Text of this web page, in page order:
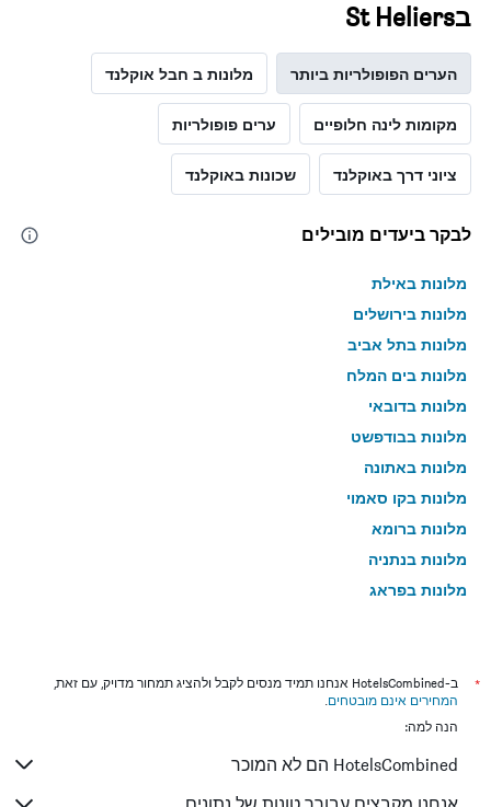
בSt Heliers
הערים הפופולריות ביותר מלונות ב חבל אוקלנד
מקומות לינה חלופיים ערים פופולריות
ציוני דרך באוקלנד שכונות באוקלנד
לבקר ביעדים מובילים
מלונות באילת
מלונות בירושלים
מלונות בתל אביב
מלונות בים המלח
מלונות בדובאי
מלונות בבודפשט
מלונות באתונה
מלונות בקו סאמוי
מלונות ברומא
מלונות בנתניה
מלונות בפראג
מלונות בניו יורק
מלונות בבנגקוק
מלונות בבוקרשט
*
ב-HotelsCombined אנחנו תמיד מנסים לקבל ולהציג תמחור מדויק, עם זאת,
המחירים אינם מובטחים.
הנה למה:
HotelsCombined הם לא המוכר